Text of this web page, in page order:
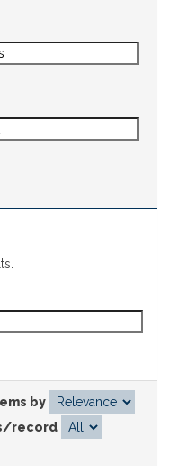
by
record